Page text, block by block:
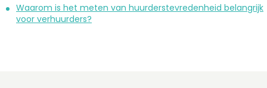
Waarom is het meten van huurderstevredenheid belangrijk
voor verhuurders?